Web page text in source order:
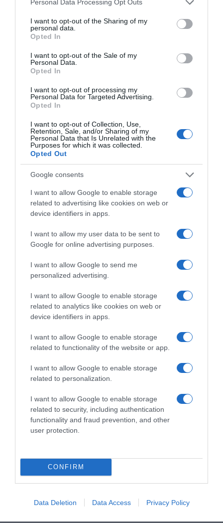
not limited to your visit or usage behaviour. You may click to
grant or deny consent to Google and its third-party tags to
use your data for below specified purposes in below Google
consent section.
Personal Data Processing Opt Outs
I want to opt-out of the Sharing of my
personal data.
Opted In
I want to opt-out of the Sale of my
Personal Data.
Opted In
I want to opt-out of processing my
Personal Data for Targeted Advertising.
Opted In
I want to opt-out of Collection, Use,
Retention, Sale, and/or Sharing of my
Personal Data that Is Unrelated with the
Purposes for which it was collected.
Opted Out
Google consents
I want to allow Google to enable storage
related to advertising like cookies on web or
device identifiers in apps.
I want to allow my user data to be sent to
Google for online advertising purposes.
I want to allow Google to send me
personalized advertising.
I want to allow Google to enable storage
related to analytics like cookies on web or
device identifiers in apps.
I want to allow Google to enable storage
related to functionality of the website or app.
I want to allow Google to enable storage
related to personalization.
I want to allow Google to enable storage
related to security, including authentication
functionality and fraud prevention, and other
user protection.
CONFIRM
Data Deletion Data Access Privacy Policy
Ειδήσεις σήμερα
Πέθανε σε ηλικία 26 ετών η influencer
Σίντνεϊ Τάουλ – Kατέγραφε τη ζωή της με
τον καρκίνο
Μοσχάτο: Καταστράφηκε ολοσχερώς το
εγκαταλελειμμένο κτίριο που τυλίχθηκε
στις φλόγες (βίντεο)
Κυψέλη: Σε σοκ οι Αμερικανοί που
“υιοθέτησαν” τον Αφγανό στη Λέσβο –
“Δεν μπορώ να το πιστέψω”
Δύο συλλήψεις για τις πυρκαγιές σε Σκύρο
και Λακωνία – Προκλήθηκαν από γεννήτρια
και ψησταριά
Ακολούθησε το debater.gr στο
Tweet
ΕΥΡΩΠΗ